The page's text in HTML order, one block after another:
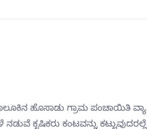
ಹೊಸಾಡು ಗ್ರಾಮ ಪಂಚಾಯಿತಿ
ಕೃಷಿಕರು ಕಂಟವನ್ನು